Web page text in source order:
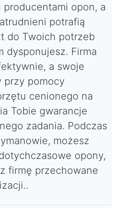
opon, a
potrafią
do Twoich potrzeb
dysponujesz. Firma
a swoje
przy pomocy
cenionego na
Tobie gwarancje
zadania. Podczas
możesz
opony,
firmę przechowane